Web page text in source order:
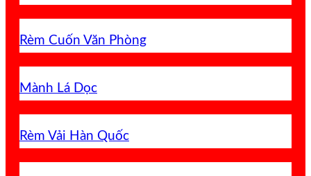
Rèm Cuốn Văn Phòng
Mành Lá Dọc
Rèm Vải Hàn Quốc